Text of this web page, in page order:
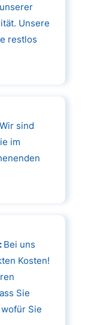
Unsere
restlos
sind
im
Bei uns
Kosten!
Sie
Sie